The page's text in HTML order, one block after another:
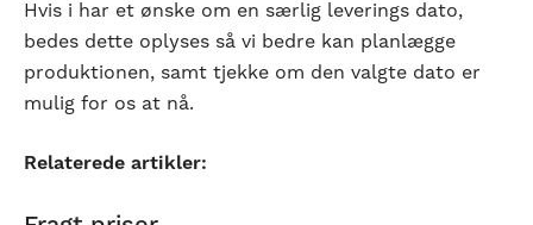
Hvis i har et ønske om en særlig leverings dato,
bedes dette oplyses så vi bedre kan planlægge
produktionen, samt tjekke om den valgte dato er
mulig for os at nå.
Relaterede artikler: